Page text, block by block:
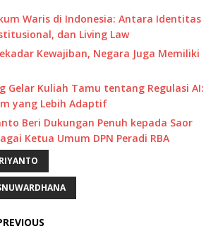
Waris di Indonesia: Antara Identitas
dan Living Law
Kewajiban, Negara Juga Memiliki
Gelar Kuliah Tamu tentang Regulasi AI:
yang Lebih Adaptif
Beri Dukungan Penuh kepada Saor
Ketua Umum DPN Peradi RBA